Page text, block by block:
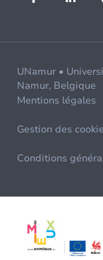
UNamur •
Namur, Belgique
Mentions légales
Gestion des
Conditions